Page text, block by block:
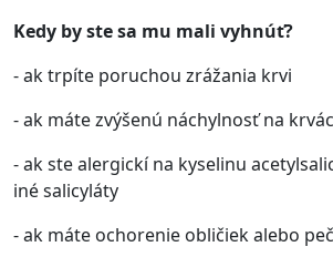
Kedy by ste sa mu mali vyhnúť?
- ak trpíte poruchou zrážania krvi
- ak máte zvýšenú náchylnosť na
- ak ste alergickí na kyselinu
iné salicyláty
- ak máte ochorenie obličiek alebo